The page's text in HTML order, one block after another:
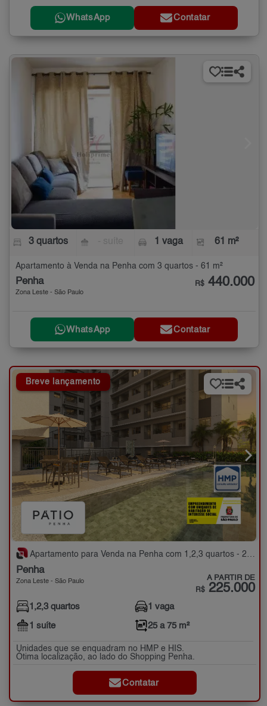
WhatsApp Contatar
3 quartos 1 vaga 61 m²
Apartamento à Venda na Penha com 3 quartos - 61 m²
Penha
Zona Leste - São Paulo
R$ 440.000
WhatsApp Contatar
Breve lançamento
Apartamento para Venda na Penha com 1,2,3 quartos - 25 a 75 m²
Penha
Zona Leste - São Paulo A PARTIR DE
R$ 225.000
1,2,3 quartos
1 suíte
1 vaga
25 a 75 m²
Unidades que se enquadram no HMP e HIS.
Ótima localização, ao lado do Shopping Penha.
Contatar